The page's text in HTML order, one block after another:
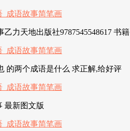
乙力天地出版社9787545548617 书籍
的两个成语是什么 求正解,给好评
最新图文版